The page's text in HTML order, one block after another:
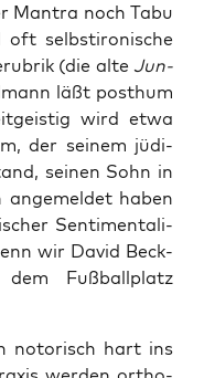
Man­tra noch Tabu
selbst­iro­ni­sche
(die alte Jun­
läßt post­hum
wird etwa
der sei­nem jüdi­
sei­nen Sohn in
ange­mel­det haben
Sen­ti­men­ta­li­
wir David Beck­
Fuß­ball­platz
noto­risch hart ins